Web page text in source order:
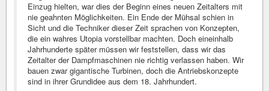
Einzug hielten, war dies der Beginn eines neuen Zeitalters mit
nie geahnten Möglichkeiten. Ein Ende der Mühsal schien in
Sicht und die Techniker dieser Zeit sprachen von Konzepten,
die ein wahres Utopia vorstellbar machten. Doch eineinhalb
Jahrhunderte später müssen wir feststellen, dass wir das
Zeitalter der Dampfmaschinen nie richtig verlassen haben. Wir
bauen zwar gigantische Turbinen, doch die Antriebskonzepte
sind in ihrer Grundidee aus dem 18. Jahrhundert.